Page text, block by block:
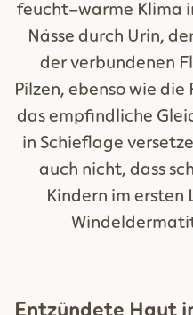
feucht-warme Klima
Nässe durch Urin,
der verbundenen
Pilzen, ebenso wie
das empfindliche
in Schieflage
auch nicht, dass
Kindern im ersten
Entzündete Haut